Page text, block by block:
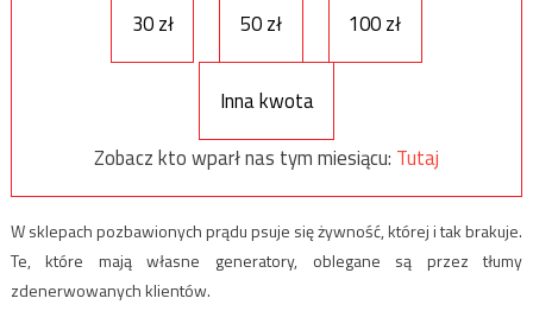
30 zł 50 zł 100 zł
Inna kwota
Zobacz kto wparł nas tym miesiącu: Tutaj
W sklepach pozbawionych prądu psuje się żywność, której i tak brakuje.
Te, które mają własne generatory, oblegane są przez tłumy
zdenerwowanych klientów.